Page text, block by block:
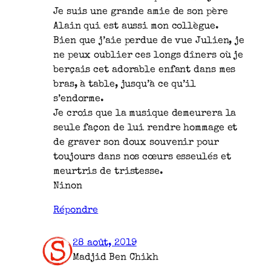
Je suis une grande amie de son père
Alain qui est aussi mon collègue.
Bien que j’aie perdue de vue Julien, je
ne peux oublier ces longs dîners où je
berçais cet adorable enfant dans mes
bras, à table, jusqu’à ce qu’il
s’endorme.
Je crois que la musique demeurera la
seule façon de lui rendre hommage et
de graver son doux souvenir pour
toujours dans nos cœurs esseulés et
meurtris de tristesse.
Ninon
Répondre
28 août, 2019
Madjid Ben Chikh